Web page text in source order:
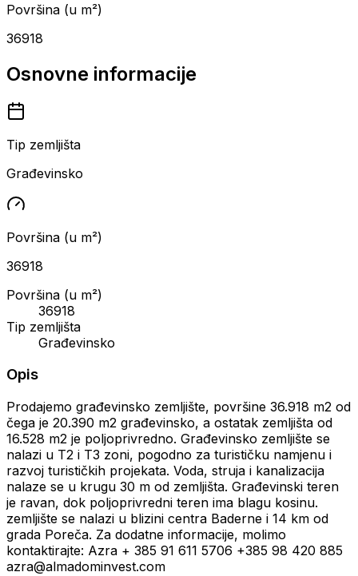
Površina (u m²)
36918
Osnovne informacije
Tip zemljišta
Građevinsko
Površina (u m²)
36918
Površina (u m²)
36918
Tip zemljišta
Građevinsko
Opis
Prodajemo građevinsko zemljište, površine 36.918 m2 od
čega je 20.390 m2 građevinsko, a ostatak zemljišta od
16.528 m2 je poljoprivredno. Građevinsko zemljište se
nalazi u T2 i T3 zoni, pogodno za turističku namjenu i
razvoj turističkih projekata. Voda, struja i kanalizacija
nalaze se u krugu 30 m od zemljišta. Građevinski teren
je ravan, dok poljoprivredni teren ima blagu kosinu.
zemljište se nalazi u blizini centra Baderne i 14 km od
grada Poreča. Za dodatne informacije, molimo
kontaktirajte: Azra + 385 91 611 5706 +385 98 420 885
azra@almadominvest.com